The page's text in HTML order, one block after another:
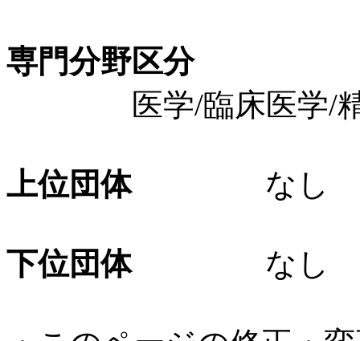
専門分野区分
医学/臨床医学/精
上位団体なし
下位団体なし